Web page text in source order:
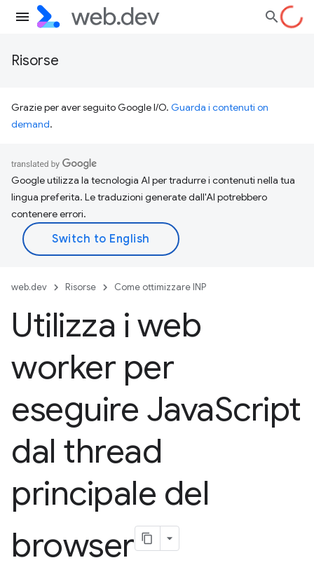
Risorse
Grazie per aver seguito Google I/O. Guarda i contenuti on
demand.
Google utilizza la tecnologia AI per tradurre i contenuti nella tua
lingua preferita. Le traduzioni generate dall'AI potrebbero
contenere errori.
web.dev Risorse Come ottimizzare INP
Utilizza i web
worker per
eseguire JavaScript
dal thread
principale del
browser